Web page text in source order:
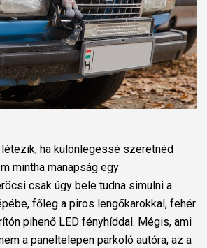
ha különlegessé szeretnéd
mintha manapság egy
csak úgy bele tudna simulni a
főleg a piros lengőkarokkal, fehér
pihenő LED fényhíddal. Mégis, ami
a paneltelepen parkoló autóra, az a